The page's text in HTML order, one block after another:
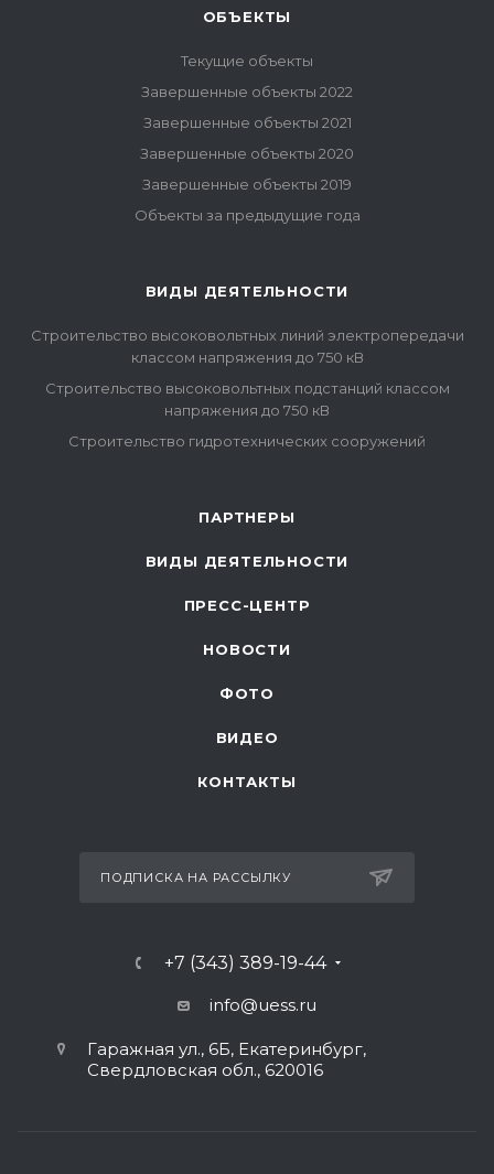
ОБЪЕКТЫ
Текущие объекты
Завершенные объекты 2022
Завершенные объекты 2021
Завершенные объекты 2020
Завершенные объекты 2019
Объекты за предыдущие года
ВИДЫ ДЕЯТЕЛЬНОСТИ
Строительство высоковольтных линий электропередачи
классом напряжения до 750 кВ
Строительство высоковольтных подстанций классом
напряжения до 750 кВ
Строительство гидротехнических сооружений
ПАРТНЕРЫ
ВИДЫ ДЕЯТЕЛЬНОСТИ
ПРЕСС-ЦЕНТР
НОВОСТИ
ФОТО
ВИДЕО
КОНТАКТЫ
ПОДПИСКА НА РАССЫЛКУ
+7 (343) 389-19-44
info@uess.ru
Гаражная ул., 6Б, Екатеринбург,
Свердловская обл., 620016